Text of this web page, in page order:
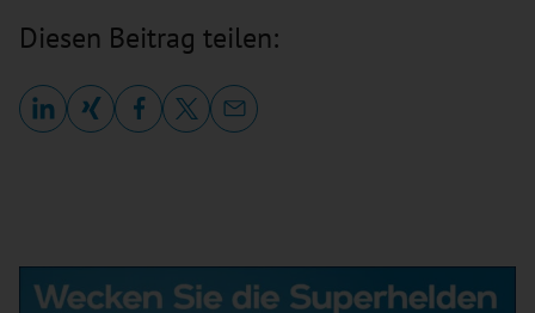
Diesen Beitrag teilen: